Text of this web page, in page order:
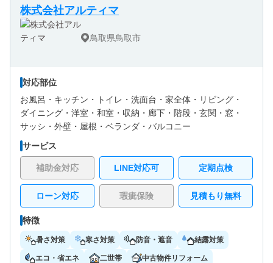
株式会社アルティマ
鳥取県鳥取市
対応部位
お風呂・ キッチン・ トイレ・ 洗面台・ 家全体・ リビング・
ダイニング・ 洋室・ 和室・ 収納・ 廊下・ 階段・ 玄関・ 窓・
サッシ・ 外壁・ 屋根・ ベランダ・バルコニー
サービス
補助金対応 LINE対応可 定期点検
ローン対応 瑕疵保険 見積もり無料
特徴
暑さ対策 寒さ対策 防音・遮音 結露対策
エコ・省エネ 二世帯 中古物件リフォーム